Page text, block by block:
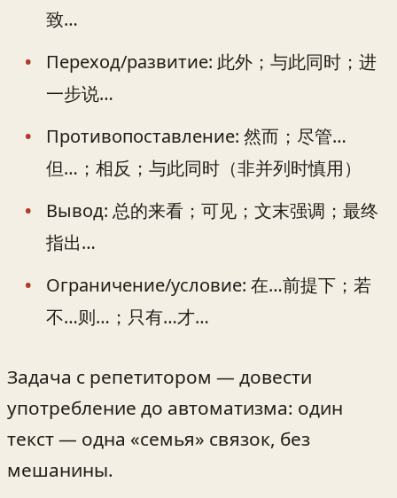
致…
Переход/развитие: 此外；与此同时；进
一步说…
Противопоставление: 然而；尽管…
但…；相反；与此同时（非并列时慎用）
Вывод: 总的来看；可见；文末强调；最终
指出…
Ограничение/условие: 在…前提下；若
不…则…；只有…才…
Задача с репетитором — довести
употребление до автоматизма: один
текст — одна «семья» связок, без
мешанины.